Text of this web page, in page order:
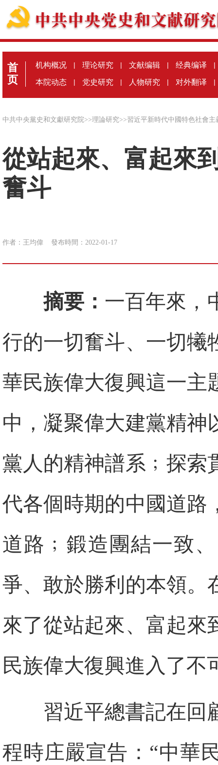
首
页
机构概况 | 理论研究 | 文献编辑 | 经典编译 |
本院动态 | 党史研究 | 人物研究 | 对外翻译 |
中共中央黨史和文獻研究院>>理論研究>>習近平新時代中國特色社會主
從站起來、富起來
奮斗
作者：王均偉 發布時間：2022-01-17
摘要： 一百年來，
行的一切奮斗、一切犧
華民族偉大復興這一主
中，凝聚偉大建黨精神
黨人的精神譜系﹔探索
代各個時期的中國道路
道路﹔鍛造團結一致
爭、敢於勝利的本領。
來了從站起來、富起來
民族偉大復興進入了不
習近平總書記在回
程時庄嚴宣告：“中華